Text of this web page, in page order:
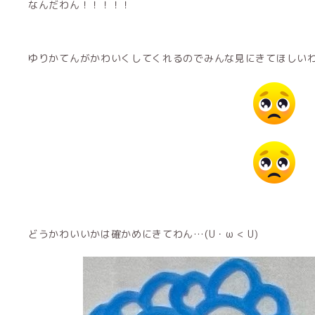
なんだわん！！！！！
ゆりかてんがかわいくしてくれるのでみんな見にきてほしい
どうかわいいかは確かめにきてわん…(U・ω < U)